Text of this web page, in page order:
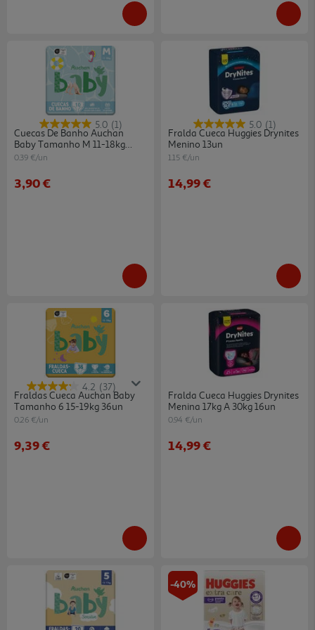
5.0 (1)
Cuecas De Banho Auchan
Baby Tamanho M 11-18kg
10un
0.39 €/un
3,90 €
5.0 (1)
Fralda Cueca Huggies Drynites
Menino 13un
1.15 €/un
14,99 €
4.2 (37)
Fraldas Cueca Auchan Baby
Tamanho 6 15-19kg 36un
0.26 €/un
9,39 €
Fralda Cueca Huggies Drynites
Menina 17kg A 30kg 16un
0.94 €/un
14,99 €
-40%